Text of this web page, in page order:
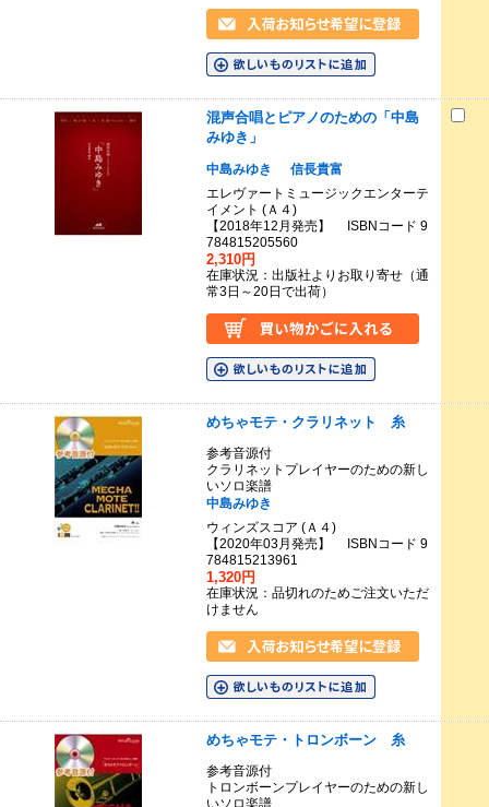
混声合唱とピアノのための「中島
みゆき」
中島みゆき
信長貴富
エレヴァートミュージックエンターテ
イメント (Ａ４)
【2018年12月発売】 ISBNコード 9
784815205560
2,310円
在庫状況：出版社よりお取り寄せ（通
常3日～20日で出荷）
めちゃモテ・クラリネット 糸
参考音源付
クラリネットプレイヤーのための新し
いソロ楽譜
中島みゆき
ウィンズスコア (Ａ４)
【2020年03月発売】 ISBNコード 9
784815213961
1,320円
在庫状況：品切れのためご注文いただ
けません
めちゃモテ・トロンボーン 糸
参考音源付
トロンボーンプレイヤーのための新し